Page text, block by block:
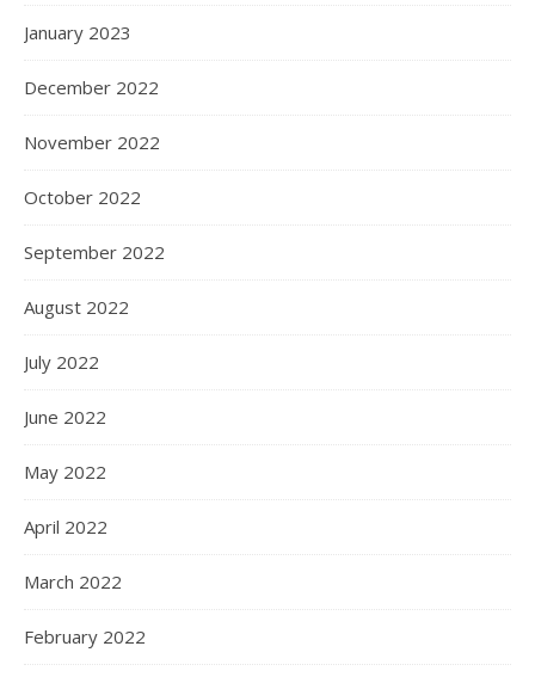
January 2023
December 2022
November 2022
October 2022
September 2022
August 2022
July 2022
June 2022
May 2022
April 2022
March 2022
February 2022